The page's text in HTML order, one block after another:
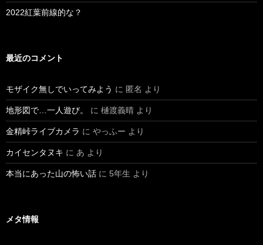
2022紅葉前線的な？
最近のコメント
モザイク無しでいってみよう に 匿名 より
地形図で…一人遊び。 に 樋渡義晴 より
金精峠ライブカメラ に やっふー より
カイセンタヌキ に あ より
本当にあった山の怖い話 に 5年生 より
メタ情報